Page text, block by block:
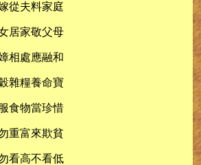
從夫料家庭
居家敬父母
相處應融和
雜糧養命寶
食物當珍惜
重富來欺貧
看高不看低